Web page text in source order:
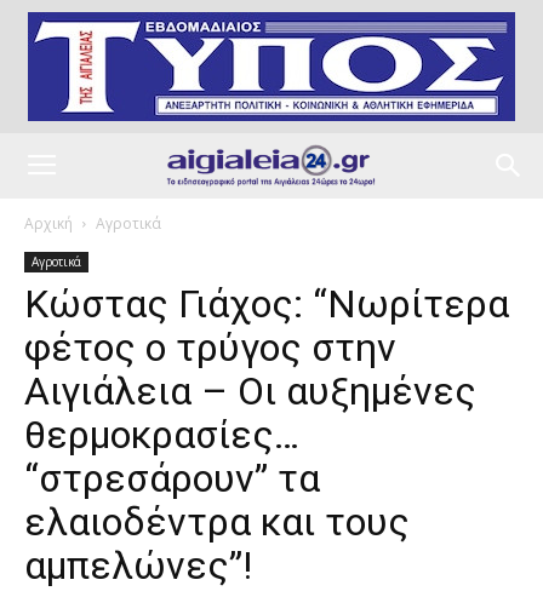
Αρχική Αγροτικά
Αγροτικά
Κώστας Γιάχος: “Νωρίτερα
φέτος ο τρύγος στην
Αιγιάλεια – Οι αυξημένες
θερμοκρασίες…
“στρεσάρουν” τα
ελαιοδέντρα και τους
αμπελώνες”!